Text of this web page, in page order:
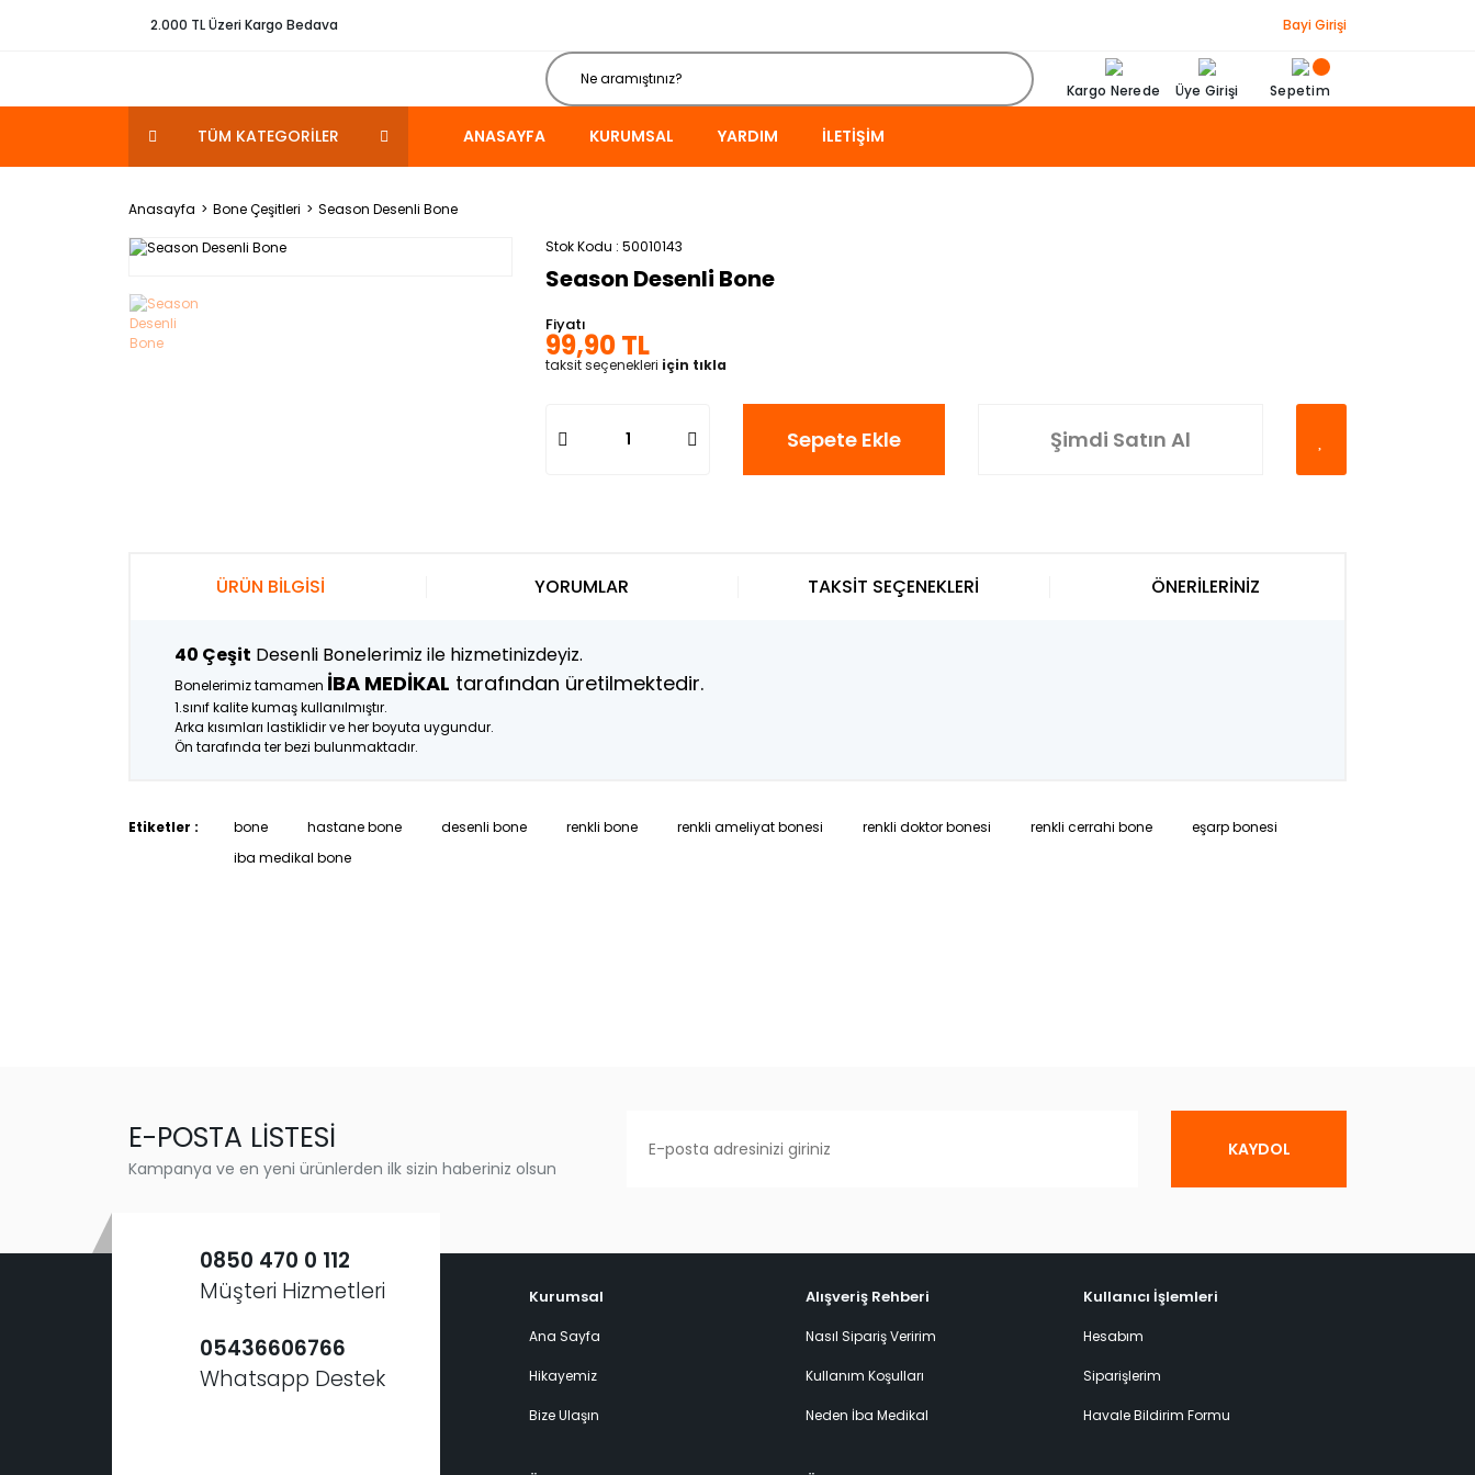
2.000 TL Üzeri Kargo Bedava Bayi Girişi
Kargo Nerede Üye Girişi Sepetim
TÜM KATEGORİLER ANASAYFA KURUMSAL YARDIM İLETIŞIM
Anasayfa Bone Çeşitleri
Season Desenli Bone
Stok Kodu 50010143
Season Desenli Bone
Fiyatı
99,90 TL
taksit seçenekleri için tıkla
Sepete Ekle Şimdi Satın Al
ÜRÜN BİLGİSİ
40 Çeşit Desenli Bonelerimiz ile hizmetinizdeyiz.
Bonelerimiz tamamen İBA MEDİKAL tarafından üretilmektedir.
1.sınıf kalite kumaş kullanılmıştır.
Arka kısımları lastiklidir ve her boyuta uygundur.
Ön tarafında ter bezi bulunmaktadır.
YORUMLAR TAKSİT SEÇENEKLERİ ÖNERİLERİNİZ
Etiketler : bone hastane bone desenli bone renkli bone renkli ameliyat bonesi renkli doktor bonesi renkli cerrahi bone
eşarp bonesi
iba medikal bone
E-POSTA LİSTESİ
Kampanya ve en yeni ürünlerden ilk sizin haberiniz olsun
KAYDOL
0850 470 0 112
Müşteri Hizmetleri
05436606766
Whatsapp Destek
Kurumsal
Ana Sayfa
Hikayemiz
Bize Ulaşın
Alışveriş Rehberi
Nasıl Sipariş Veririm
Kullanım Koşulları
Neden İba Medikal
Kullanıcı İşlemleri
Hesabım
Siparişlerim
Havale Bildirim Formu